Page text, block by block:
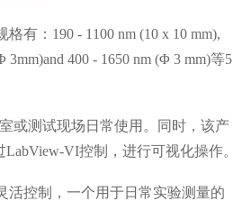
格有： 190 - 1100 nm (10 x 10 mm),
3mm)and 400 - 1650 nm (Φ 3 mm)等5
或测试现场日常使用。同时，该产
VI控制，进行可视化操作。
控制，一个用于日常实验测量的